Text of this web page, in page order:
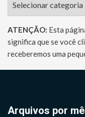
ATENÇÃO: Esta
significa que se você
receberemos uma
Arquivos por